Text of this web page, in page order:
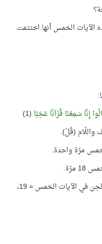
الآيات الخمس أنها اختتمت
إِنَّا سَمِعْنَا قُرْآنًا عَجَبًا (1)
واللّام (قُلْ).
مرّة واحدة.
مرّة.
مجموع تكرار حرفي أولى كلمات سورة الجن في الآيات الخمس = 19،